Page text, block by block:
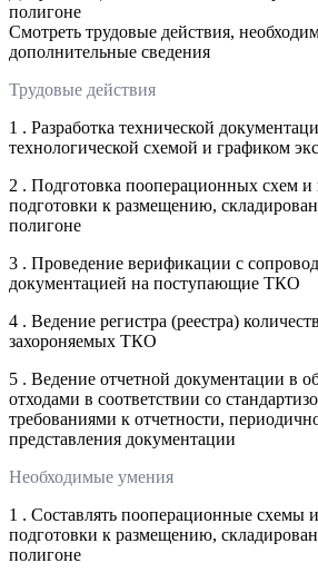
полигоне
Смотреть трудовые действия,
дополнительные сведения
Трудовые действия
1 . Разработка технической
технологической схемой и графиком
2 . Подготовка пооперационных схем и
подготовки к размещению,
полигоне
3 . Проведение верификации с
документацией на поступающие ТКО
4 . Ведение регистра (реестра)
захороняемых ТКО
5 . Ведение отчетной документации в
отходами в соответствии со
требованиями к отчетности,
представления документации
Необходимые умения
1 . Составлять пооперационные схемы
подготовки к размещению,
полигоне